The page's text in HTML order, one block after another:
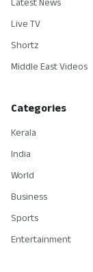
Latest News
Live TV
Shortz
Middle East Videos
Categories
Kerala
India
World
Business
Sports
Entertainment